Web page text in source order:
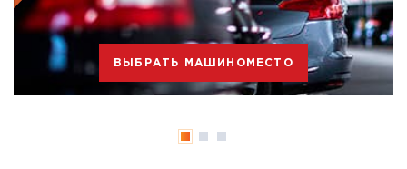
ВЫБРАТЬ МАШИНОМЕСТО